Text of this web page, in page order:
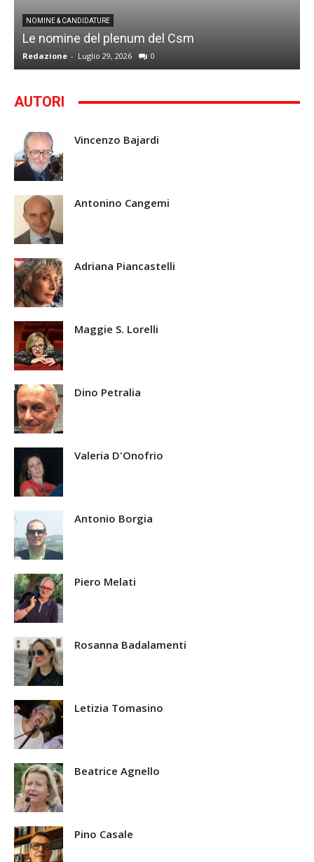
NOMINE & CANDIDATURE
Le nomine del plenum del Csm
Redazione - Luglio 29, 2026 0
AUTORI
Vincenzo Bajardi
Antonino Cangemi
Adriana Piancastelli
Maggie S. Lorelli
Dino Petralia
Valeria D'Onofrio
Antonio Borgia
Piero Melati
Rosanna Badalamenti
Letizia Tomasino
Beatrice Agnello
Pino Casale